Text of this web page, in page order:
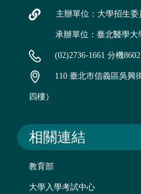
主辦單位：大學招生委
承辦單位：臺北醫學大
(02)2736-1661 分機
110 臺北市信義區吳興
四樓）
相關連結
教育部
大學入學考試中心